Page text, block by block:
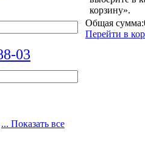
03
корзину».
Общая сумма:
Перейти в
... Показать все